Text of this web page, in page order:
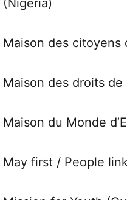
(Nigeria)
Maison des citoyens
Maison des droits de
Maison du Monde
May first / People